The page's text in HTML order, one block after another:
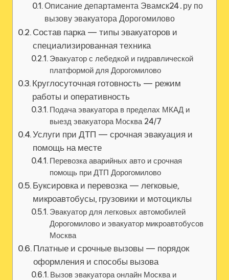
Описание департамента Эвамск24․ру по
вызову эвакуатора Дорогомилово
Состав парка — типы эвакуаторов и
специализированная техника
Эвакуатор с лебедкой и гидравлической
платформой для Дорогомилово
Круглосуточная готовность — режим
работы и оперативность
Подача эвакуатора в пределах МКАД и
выезд эвакуатора Москва 24/7
Услуги при ДТП — срочная эвакуация и
помощь на месте
Перевозка аварийных авто и срочная
помощь при ДТП Дорогомилово
Буксировка и перевозка — легковые,
микроавтобусы, грузовики и мотоциклы
Эвакуатор для легковых автомобилей
Дорогомилово и эвакуатор микроавтобусов
Москва
Платные и срочные вызовы — порядок
оформления и способы вызова
Вызов эвакуатора онлайн Москва и